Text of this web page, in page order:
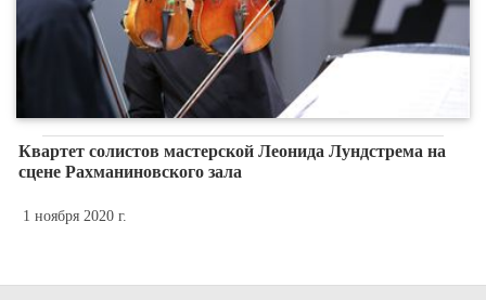
Квартет солистов мастерской Леонида Лундстрема на
сцене Рахманиновского зала
1 ноября 2020 г.